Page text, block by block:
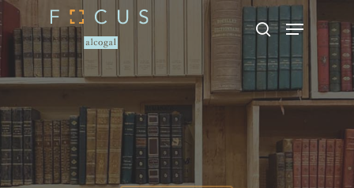
Presione enter para buscar o ESC
para cerrar